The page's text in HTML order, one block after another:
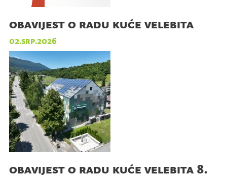
obavijest o radu kuće velebita
02.srp.2026
obavijest o radu kuće velebita 8.